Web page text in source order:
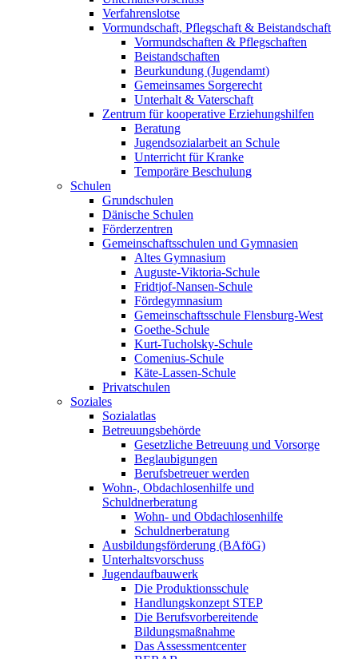
Verfahrenslotse
Vormundschaft, Pflegschaft & Beistandschaft
Vormundschaften & Pflegschaften
Beistandschaften
Beurkundung (Jugendamt)
Gemeinsames Sorgerecht
Unterhalt & Vaterschaft
Zentrum für kooperative Erziehungshilfen
Beratung
Jugendsozialarbeit an Schule
Unterricht für Kranke
Temporäre Beschulung
Schulen
Grundschulen
Dänische Schulen
Förderzentren
Gemeinschaftsschulen und Gymnasien
Altes Gymnasium
Auguste-Viktoria-Schule
Fridtjof-Nansen-Schule
Fördegymnasium
Gemeinschaftsschule Flensburg-West
Goethe-Schule
Kurt-Tucholsky-Schule
Comenius-Schule
Käte-Lassen-Schule
Privatschulen
Soziales
Sozialatlas
Betreuungsbehörde
Gesetzliche Betreuung und Vorsorge
Beglaubigungen
Berufsbetreuer werden
Wohn-, Obdachlosenhilfe und
Schuldnerberatung
Wohn- und Obdachlosenhilfe
Schuldnerberatung
Ausbildungsförderung (BAföG)
Unterhaltsvorschuss
Jugendaufbauwerk
Die Produktionsschule
Handlungskonzept STEP
Die Berufsvorbereitende
Bildungsmaßnahme
Das Assessmentcenter